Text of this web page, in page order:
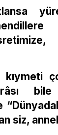
kıymeti
siz,